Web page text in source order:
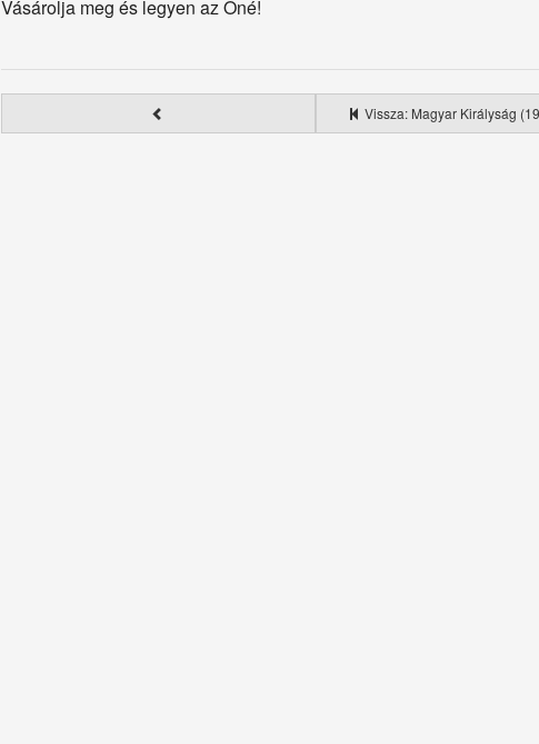
Vásárolja meg és legyen az Öné!
Vissza: Magyar Királyság